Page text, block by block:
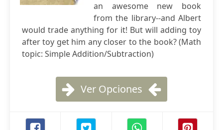
an awesome new book
from the library--and Albert
would trade anything for it! But will adding toy
after toy get him any closer to the book? (Math
topic: Simple Addition/Subtraction)
Ver Opciones